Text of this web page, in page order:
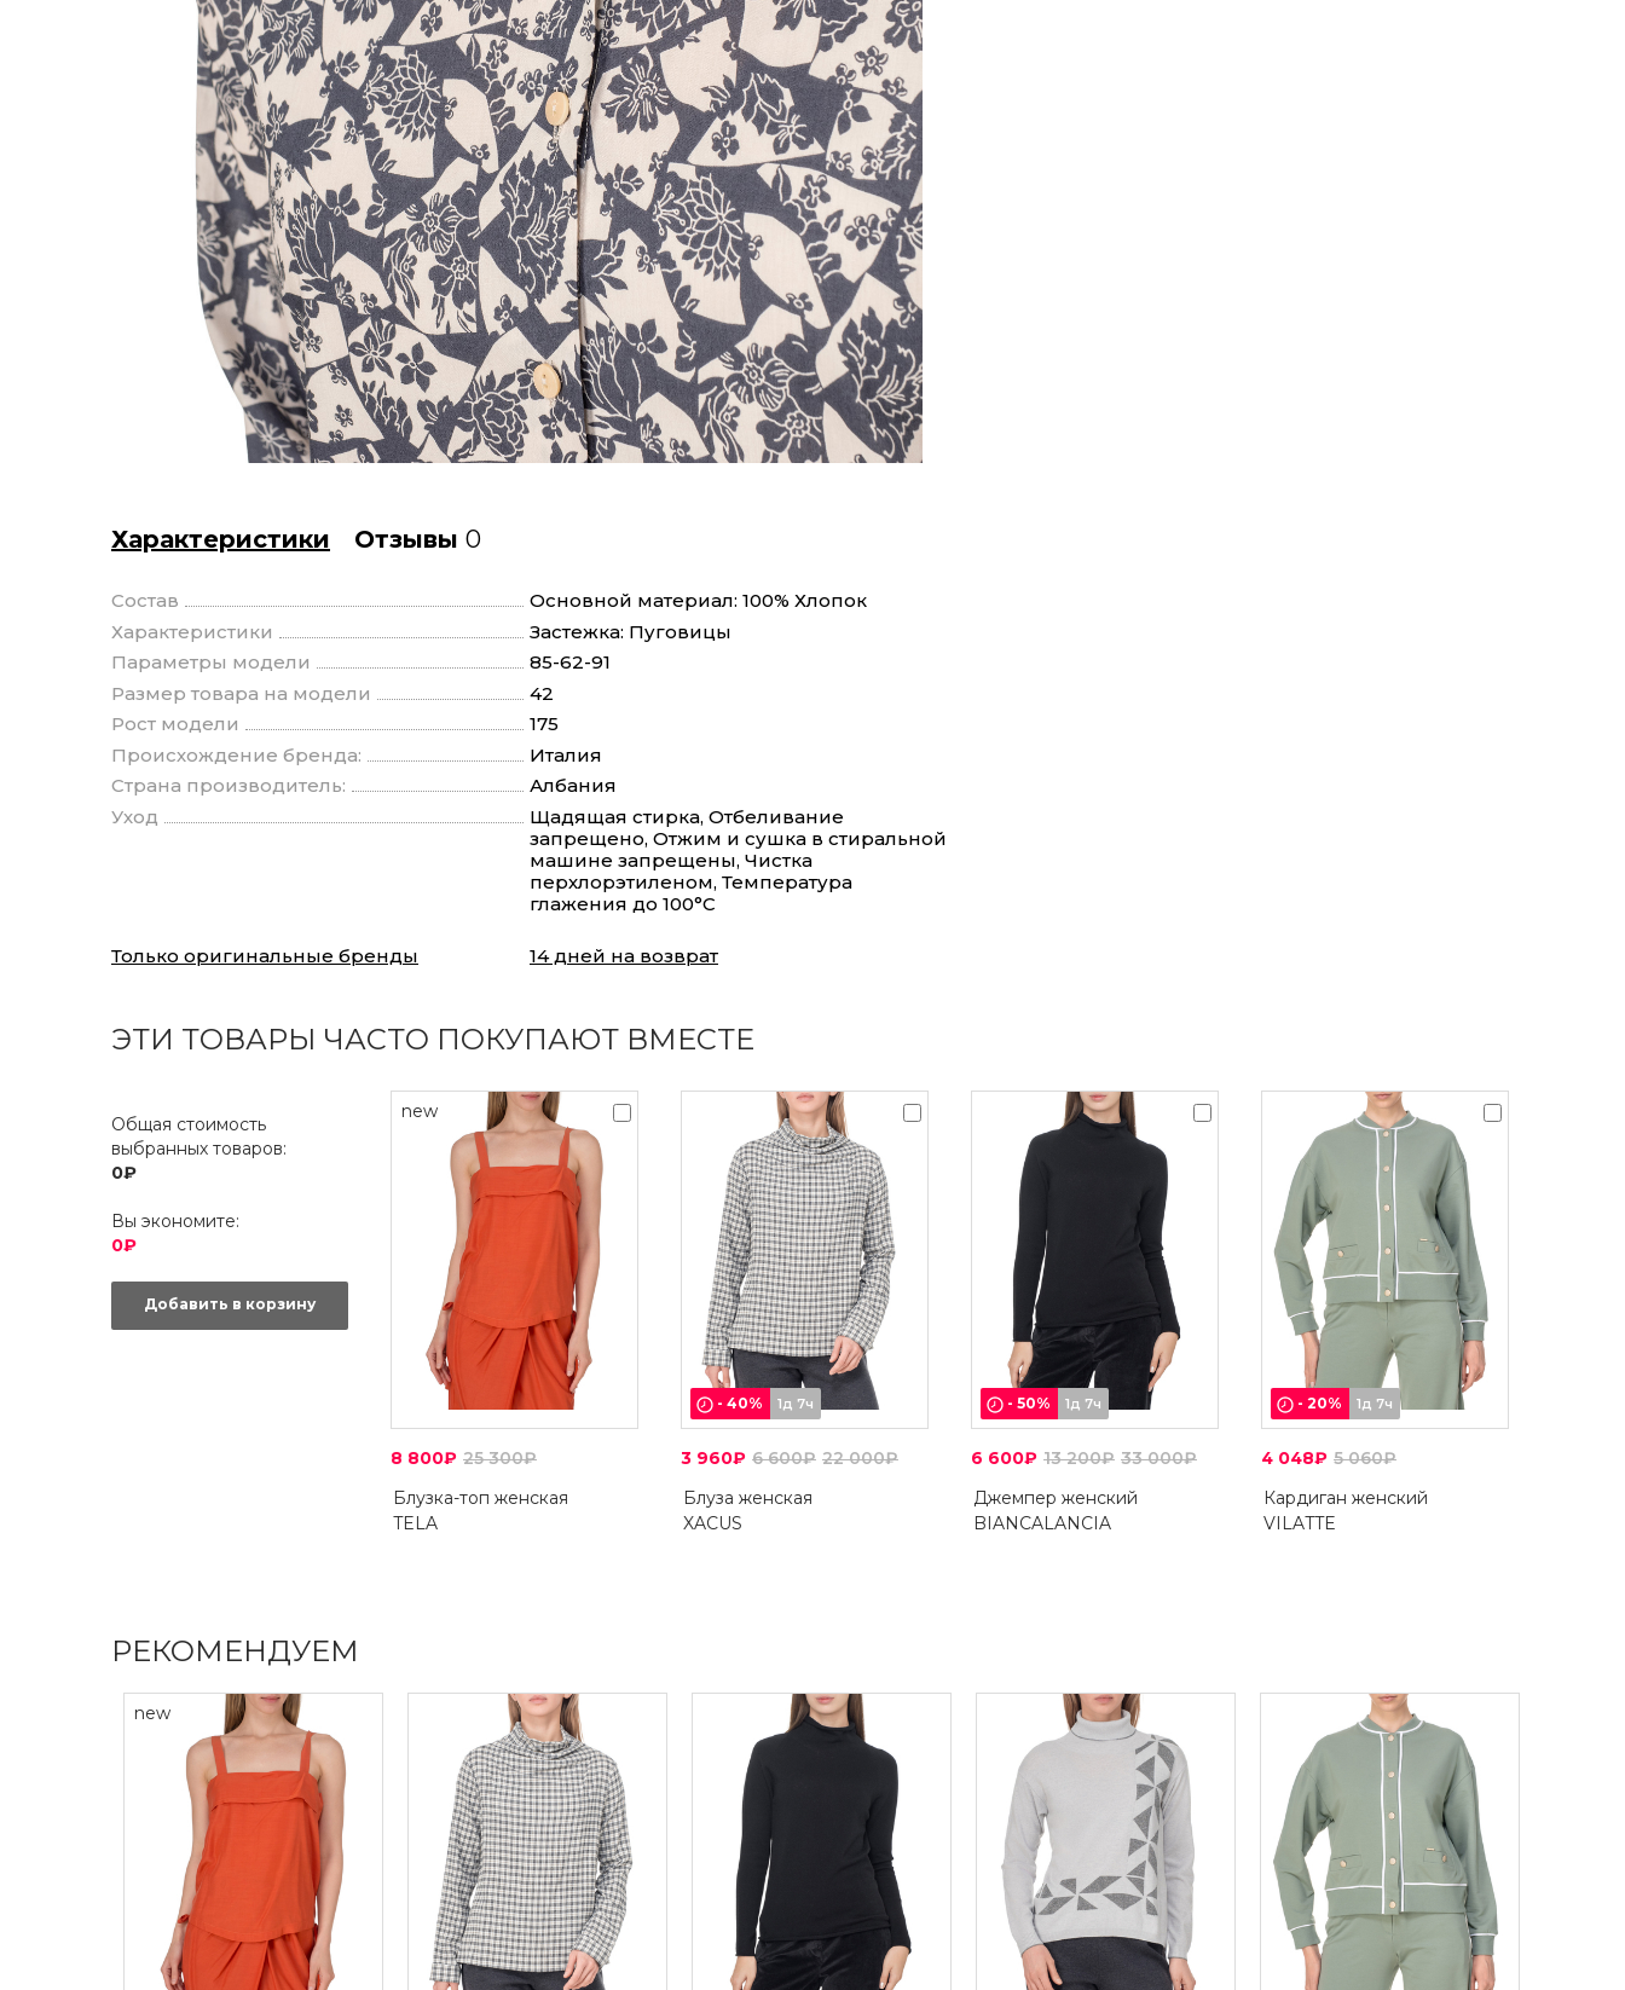
Характеристики Отзывы 0
Состав
Основной материал: 100% Хлопок
Характеристики
Застежка: Пуговицы
Параметры модели
85-62-91
Размер товара на модели
42
Рост модели
175
Происхождение бренда:
Италия
Страна производитель:
Албания
Уход
Щадящая стирка, Отбеливание
запрещено, Отжим и сушка в стиральной
машине запрещены, Чистка
перхлорэтиленом, Температура
глажения до 100°С
Только оригинальные бренды 14 дней на возврат
ЭТИ ТОВАРЫ ЧАСТО ПОКУПАЮТ ВМЕСТЕ
Общая стоимость
выбранных товаров:
0₽
Вы экономите:
0₽
Добавить в корзину
new
8 800₽ 25 300₽
Блузка-топ женская
TELA
- 40% 1д 7ч
3 960₽ 6 600₽ 22 000₽
Блуза женская
XACUS
- 50% 1д 7ч
6 600₽ 13 200₽ 33 000₽
Джемпер женский
BIANCALANCIA
- 20% 1д 7ч
4 048₽ 5 060₽
Кардиган женский
VILATTE
РЕКОМЕНДУЕМ
new